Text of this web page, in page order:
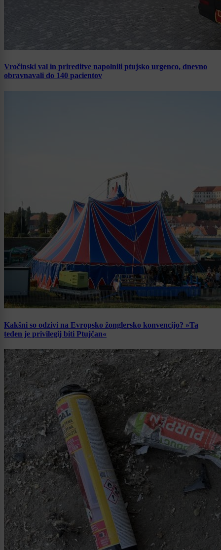
Vročinski val in prireditve napolnili ptujsko urgenco, dnevno
obravnavali do 140 pacientov
Kakšni so odzivi na Evropsko žonglersko konvencijo? »Ta
teden je privilegij biti Ptujčan«